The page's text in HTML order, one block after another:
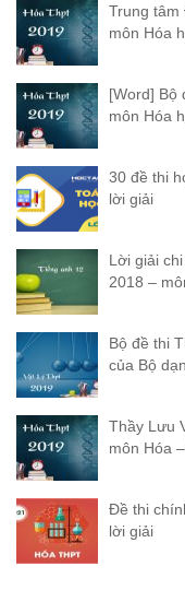
Trung
môn Hóa
[Word] Bộ
môn Hóa
30 đề thi
lời giải
Lời giải
2018 –
Bộ đề thi
của Bộ
Thầy Lưu
môn Hóa
Đề thi
lời giải